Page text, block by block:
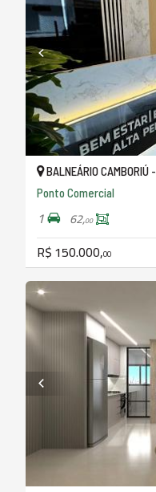
BALNEÁRIO CAMBORIÚ -
Ponto Comercial
1 62,00
R$ 150.000,00